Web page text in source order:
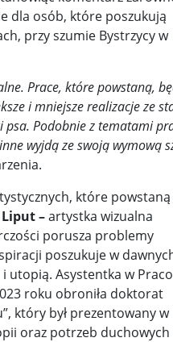
arcybiskupem. Pi ...
... Dymisja premiera Litwy.
Kneecap i sprawa Gazy.
... Chłopiec spod „Parasola” ...
że powstanie nowa part ...
Odebrać zrzuty z „Chochli”
Wojna Rosji z Ukrainą. Dzień
na granicy? Służ ...
skandale ...
dla osób, które poszukują
przy szumie Bystrzycy w
Prace, które powstaną,
i mniejsze realizacje ze
psa. Podobnie z tematami
wyjdą ze swoją wymową
które powstaną
–artystka wizualna
porusza problemy
poszukuje w
utopią. Asystentka w
roku obroniła doktorat
który był prezentowany w
oraz potrzeb duchowych